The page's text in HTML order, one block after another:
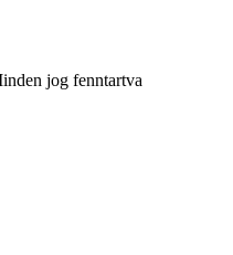
jog fenntartva